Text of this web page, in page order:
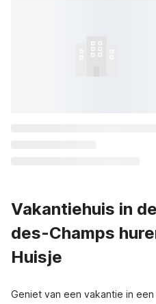
Vakantiehuis in
des-Champs
Huisje
Geniet van een vakantie in